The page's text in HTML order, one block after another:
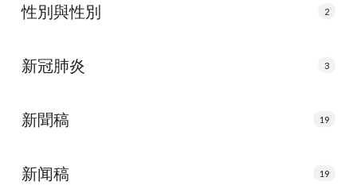
性別與性別 2
新冠肺炎 3
新聞稿 19
新闻稿 19